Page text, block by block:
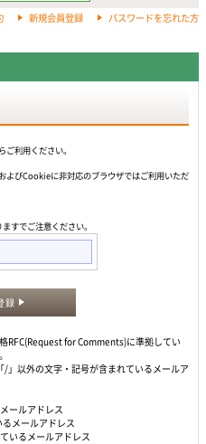
新規会員登録 パスワードを忘れた方
利用ください。
びCookieに非対応のブラウザではご利用いただ
すでご注意ください。
録
RFC(Request for Comments)に準拠してい
」以外の文字・記号が含まれているメールア
ールアドレス
メールアドレス
いるメールアドレス